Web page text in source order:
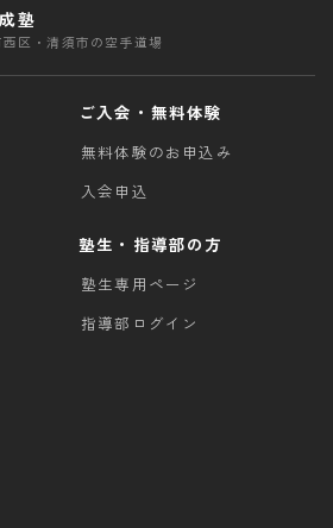
塾
区・清須市の空手道場
ご入会・無料体験
無料体験のお申込み
入会申込
塾生・指導部の方
塾生専用ページ
指導部ログイン